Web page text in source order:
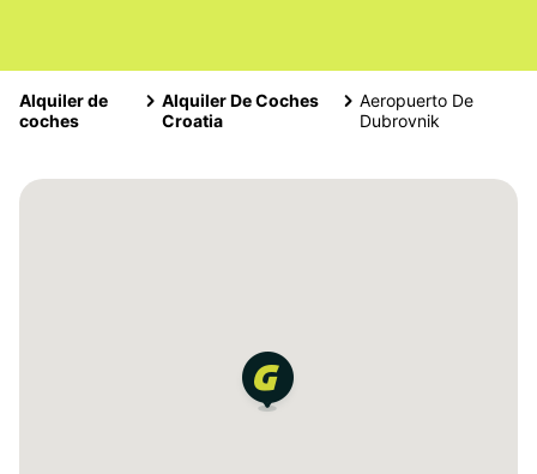
Alquiler de
coches
Alquiler De Coches
Croatia
Aeropuerto De
Dubrovnik